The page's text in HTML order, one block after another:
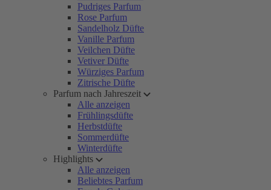
Pudriges Parfum
Rose Parfum
Sandelholz Düfte
Vanille Parfum
Veilchen Düfte
Vetiver Düfte
Würziges Parfum
Zitrische Düfte
Parfum nach Jahreszeit
Alle anzeigen
Frühlingsdüfte
Herbstdüfte
Sommerdüfte
Winterdüfte
Highlights
Alle anzeigen
Beliebtes Parfum